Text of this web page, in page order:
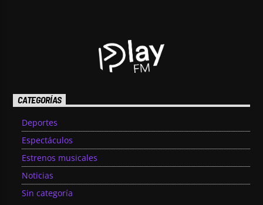
CATEGORÍAS
Deportes
Espectáculos
Estrenos musicales
Noticias
Sin categoría